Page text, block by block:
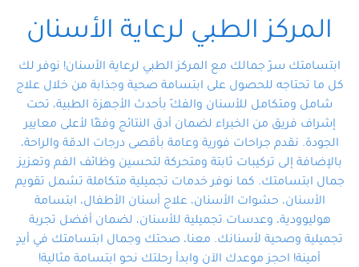
وتضمن لك حلاً شاملًا لجميع
المتخصص ذوي الخبرة، ستجد نفسك
في أيد أمينة تلبي احتياجاتك بكل
احترافية ودقة.
المركز الطبي لرعاية الأسنان
ابتسامتك سرّ جمالك مع المركز الطبي لرعاية الأسنان! نوفر لك
كل ما تحتاجه للحصول على ابتسامة صحية وجذابة من خلال علاج
شامل ومتكامل للأسنان والفكّ بأحدث الأجهزة الطبية، تحت
إشراف فريق من الخبراء لضمان أدق النتائج وفقًا لأعلى معايير
الجودة. نقدم جراحات فورية وعامة بأقصى درجات الدقة والراحة،
بالإضافة إلى تركيبات ثابتة ومتحركة لتحسين وظائف الفم وتعزيز
جمال ابتسامتك. كما نوفر خدمات تجميلية متكاملة تشمل تقويم
الأسنان، حشوات الأسنان، علاج أسنان الأطفال، ابتسامة
هوليوودية، وعدسات تجميلية للأسنان، لضمان أفضل تجربة
تجميلية وصحية لأسنانك. معنا، صحتك وجمال ابتسامتك في أيدٍ
أمينة! احجز موعدك الآن وابدأ رحلتك نحو ابتسامة مثالية!